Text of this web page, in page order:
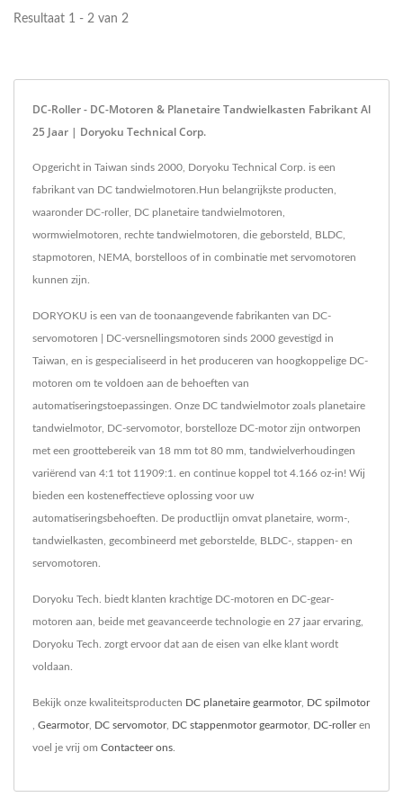
Resultaat 1 - 2 van 2
DC-Roller - DC-Motoren & Planetaire Tandwielkasten Fabrikant Al
25 Jaar | Doryoku Technical Corp.
Opgericht in Taiwan sinds 2000, Doryoku Technical Corp. is een
fabrikant van DC tandwielmotoren.Hun belangrijkste producten,
waaronder DC-roller, DC planetaire tandwielmotoren,
wormwielmotoren, rechte tandwielmotoren, die geborsteld, BLDC,
stapmotoren, NEMA, borstelloos of in combinatie met servomotoren
kunnen zijn.
DORYOKU is een van de toonaangevende fabrikanten van DC-
servomotoren | DC-versnellingsmotoren sinds 2000 gevestigd in
Taiwan, en is gespecialiseerd in het produceren van hoogkoppelige DC-
motoren om te voldoen aan de behoeften van
automatiseringstoepassingen. Onze DC tandwielmotor zoals planetaire
tandwielmotor, DC-servomotor, borstelloze DC-motor zijn ontworpen
met een groottebereik van 18 mm tot 80 mm, tandwielverhoudingen
variërend van 4:1 tot 11909:1. en continue koppel tot 4.166 oz-in! Wij
bieden een kosteneffectieve oplossing voor uw
automatiseringsbehoeften. De productlijn omvat planetaire, worm-,
tandwielkasten, gecombineerd met geborstelde, BLDC-, stappen- en
servomotoren.
Doryoku Tech. biedt klanten krachtige DC-motoren en DC-gear-
motoren aan, beide met geavanceerde technologie en 27 jaar ervaring,
Doryoku Tech. zorgt ervoor dat aan de eisen van elke klant wordt
voldaan.
Bekijk onze kwaliteitsproducten DC planetaire gearmotor, DC spilmotor
Gearmotor, DC servomotor, DC stappenmotor gearmotor, DC-rolleren
voel je vrij om Contacteer ons